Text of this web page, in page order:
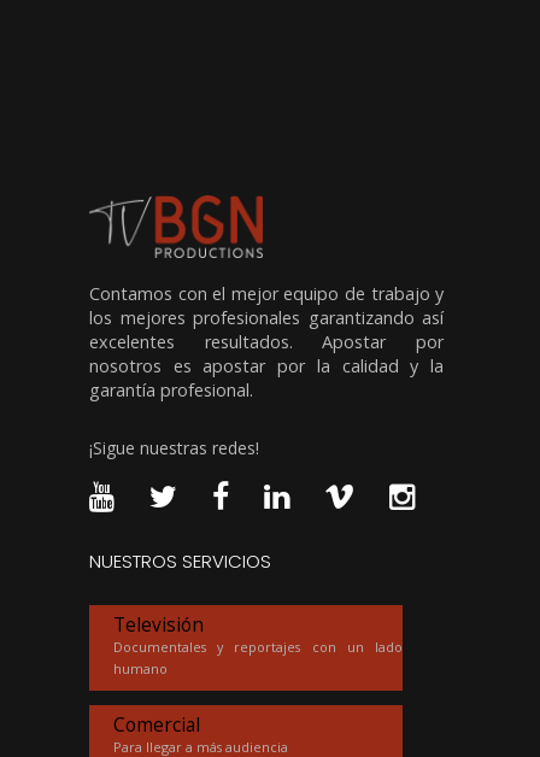
Contamos con el mejor equipo de trabajo y
los mejores profesionales garantizando así
excelentes resultados. Apostar por
nosotros es apostar por la calidad y la
garantía profesional.
¡Sigue nuestras redes!
NUESTROS SERVICIOS
Televisión
Documentales y reportajes con un lado
humano
Comercial
Para llegar a más audiencia